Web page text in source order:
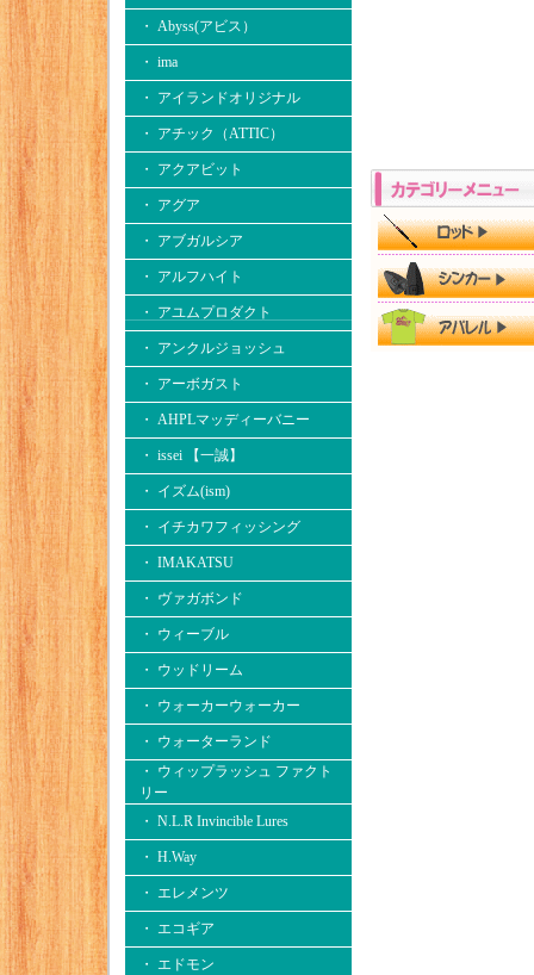
・ Abyss(アビス）
・ ima
・ アイランドオリジナル
・ アチック（ATTIC）
・ アクアビット
・ アグア
・ アブガルシア
・ アルフハイト
・ アユムプロダクト
・ アンクルジョッシュ
・ アーボガスト
・ AHPLマッディーバニー
・ issei 【一誠】
・ イズム(ism)
・ イチカワフィッシング
・ IMAKATSU
・ ヴァガボンド
・ ウィーブル
・ ウッドリーム
・ ウォーカーウォーカー
・ ウォーターランド
・ ウィップラッシュ ファクト
リー
・ N.L.R Invincible Lures
・ H.Way
・ エレメンツ
・ エコギア
・ エドモン